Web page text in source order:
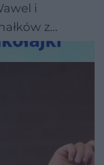
i
z